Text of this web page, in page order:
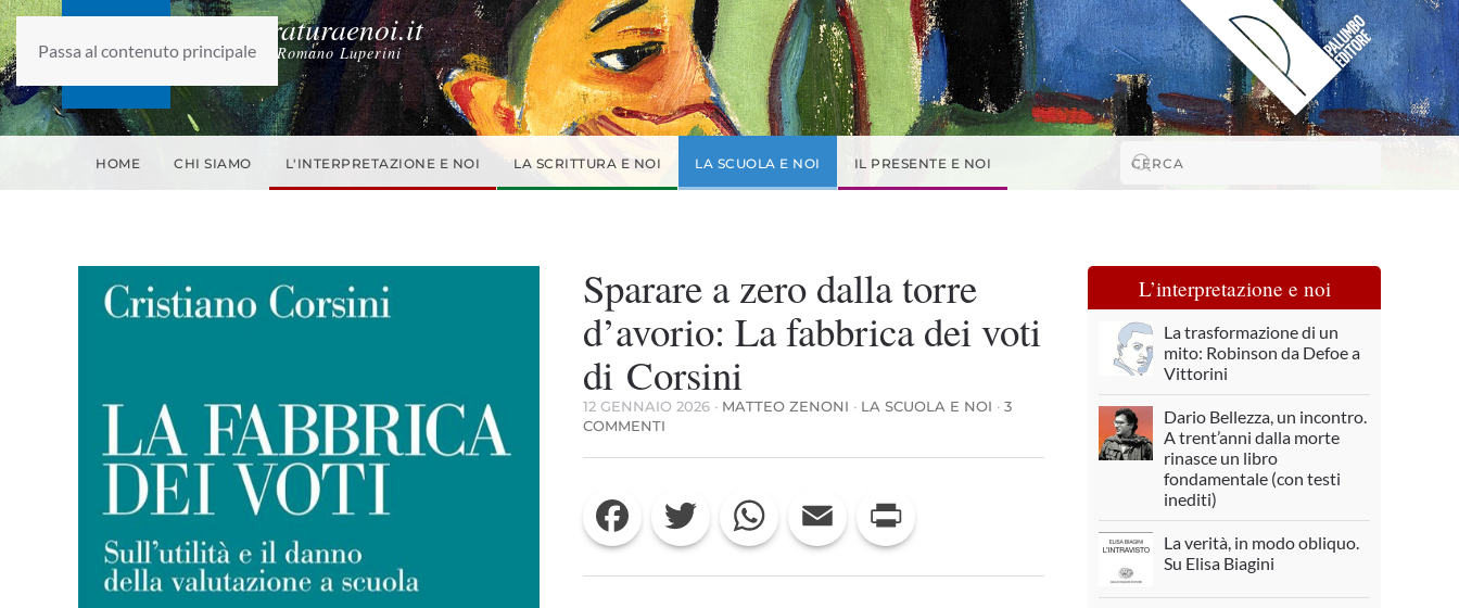
Passa al contenuto principale
laletteraturaenoi.it
fondato da Romano Luperini
HOME CHI SIAMO L'INTERPRETAZIONE E NOI LA SCRITTURA E NOI LA SCUOLA E NOI IL PRESENTE E NOI
Sparare a zero dalla torre
d’avorio: La fabbrica dei voti
di Corsini
12 GENNAIO 2026 · MATTEO ZENONI · LA SCUOLA E NOI · 3
COMMENTI
A
DALLA
TORRE
D’AVORIO:
FABBRICA
Facebook Twitter WhatsApp Email
L’interpretazione e noi
La trasformazione di un
mito: Robinson da Defoe a
Vittorini
Dario Bellezza, un incontro.
A trent’anni dalla morte
rinasce un libro
fondamentale (con testi
inediti)
La verità, in modo obliquo.
Su Elisa Biagini